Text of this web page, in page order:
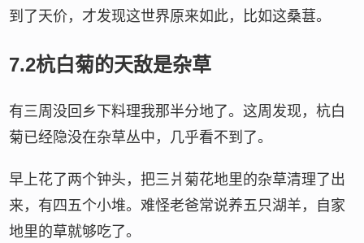
到了天价，才发现这世界原来如此，比如这桑葚。
7.2杭白菊的天敌是杂草
有三周没回乡下料理我那半分地了。这周发现，杭白
菊已经隐没在杂草丛中，几乎看不到了。
早上花了两个钟头，把三爿菊花地里的杂草清理了出
来，有四五个小堆。难怪老爸常说养五只湖羊，自家
地里的草就够吃了。